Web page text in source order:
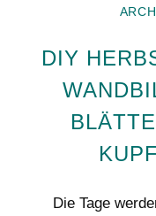
DIY
Die Tage